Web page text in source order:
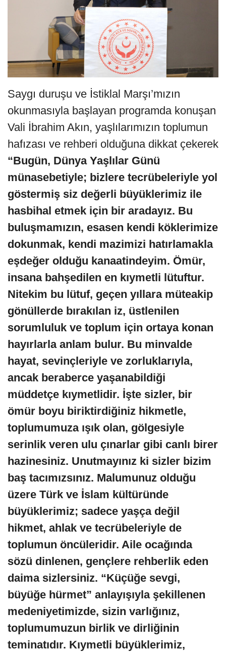
Saygı duruşu ve İstiklal Marşı’mızın
okunmasıyla başlayan programda konuşan
Vali İbrahim Akın, yaşlılarımızın toplumun
hafızası ve rehberi olduğuna dikkat çekerek
“Bugün, Dünya Yaşlılar Günü
münasebetiyle; bizlere tecrübeleriyle yol
göstermiş siz değerli büyüklerimiz ile
hasbihal etmek için bir aradayız. Bu
buluşmamızın, esasen kendi köklerimize
dokunmak, kendi mazimizi hatırlamakla
eşdeğer olduğu kanaatindeyim. Ömür,
insana bahşedilen en kıymetli lütuftur.
Nitekim bu lütuf, geçen yıllara müteakip
gönüllerde bırakılan iz, üstlenilen
sorumluluk ve toplum için ortaya konan
hayırlarla anlam bulur. Bu minvalde
hayat, sevinçleriyle ve zorluklarıyla,
ancak beraberce yaşanabildiği
müddetçe kıymetlidir. İşte sizler, bir
ömür boyu biriktirdiğiniz hikmetle,
toplumumuza ışık olan, gölgesiyle
serinlik veren ulu çınarlar gibi canlı birer
hazinesiniz. Unutmayınız ki sizler bizim
baş tacımızsınız. Malumunuz olduğu
üzere Türk ve İslam kültüründe
büyüklerimiz; sadece yaşça değil
hikmet, ahlak ve tecrübeleriyle de
toplumun öncüleridir. Aile ocağında
sözü dinlenen, gençlere rehberlik eden
daima sizlersiniz. “Küçüğe sevgi,
büyüğe hürmet” anlayışıyla şekillenen
medeniyetimizde, sizin varlığınız,
toplumumuzun birlik ve dirliğinin
teminatıdır. Kıymetli büyüklerimiz,